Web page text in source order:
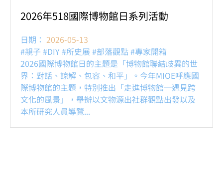
2026年518國際博物館日系列活動
日期： 2026-05-13
#親子 #DIY #所史展 #部落觀點 #專家開箱
2026國際博物館日的主題是「博物館聯結歧異的世
界：對話、諒解、包容、和平」。今年MIOE呼應國
際博物館的主題，特別推出「走進博物館─遇見跨
文化的風景」，舉辦以文物源出社群觀點出發以及
本所研究人員導覽...